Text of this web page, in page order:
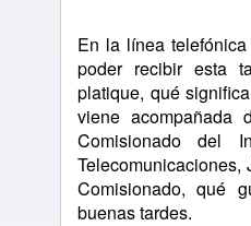
En la línea
poder recibir esta
platique, qué
viene acompañada
Comisionado del
Telecomunicaciones,
Comisionado, qué
buenas tardes.